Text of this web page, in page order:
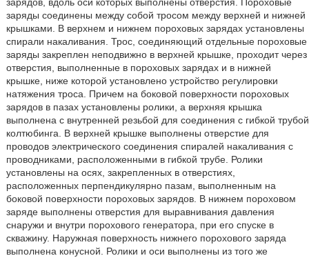
заряды соединены между собой тросом между верхней и нижней
крышками. В верхнем и нижнем пороховых зарядах установлены
спирали накаливания. Трос, соединяющий отдельные пороховые
заряды закреплен неподвижно в верхней крышке, проходит через
отверстия, выполненные в пороховых зарядах и в нижней
крышке, ниже которой установлено устройство регулировки
натяжения троса. Причем на боковой поверхности пороховых
зарядов в пазах установлены ролики, а верхняя крышка
выполнена с внутренней резьбой для соединения с гибкой трубой
колтюбинга. В верхней крышке выполнены отверстие для
проводов электрического соединения спиралей накаливания с
проводниками, расположенными в гибкой трубе. Ролики
установлены на осях, закрепленных в отверстиях,
расположенных перпендикулярно пазам, выполненным на
боковой поверхности пороховых зарядов. В нижнем пороховом
заряде выполнены отверстия для выравнивания давления
снаружи и внутри порохового генератора, при его спуске в
скважину. Наружная поверхность нижнего порохового заряда
выполнена конусной. Ролики и оси выполнены из того же